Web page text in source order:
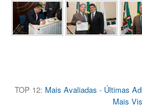
TOP 12: Mais Avaliadas - Últimas
Mais